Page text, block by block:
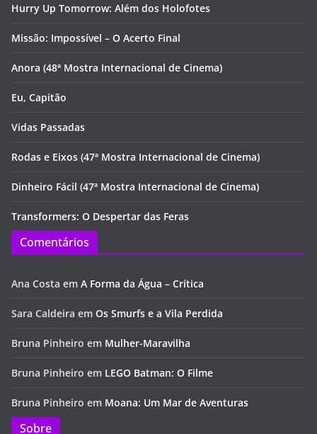
Hurry Up Tomorrow: Além dos Holofotes
Missão: Impossível – O Acerto Final
Anora (48ª Mostra Internacional de Cinema)
Eu, Capitão
Vidas Passadas
Rodas e Eixos (47ª Mostra Internacional de Cinema)
Dinheiro Fácil (47ª Mostra Internacional de Cinema)
Transformers: O Despertar das Feras
Comentários
Ana Costa em A Forma da Água – Crítica
Sara Caldeira em Os Smurfs e a Vila Perdida
Bruna Pinheiro em Mulher-Maravilha
Bruna Pinheiro em LEGO Batman: O Filme
Bruna Pinheiro em Moana: Um Mar de Aventuras
Sobre